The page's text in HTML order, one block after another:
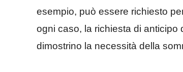
esempio, può essere richiesto
ogni caso, la richiesta di
dimostrino la necessità della